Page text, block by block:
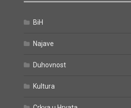
BiH
Najave
Duhovnost
Kultura